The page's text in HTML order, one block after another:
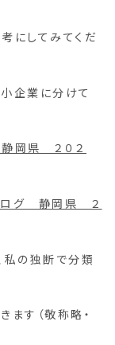
にしてみてくだ
企業に分けて
岡県 ２０２
ログ 静岡県 ２
私の独断で分類
す（敬称略・